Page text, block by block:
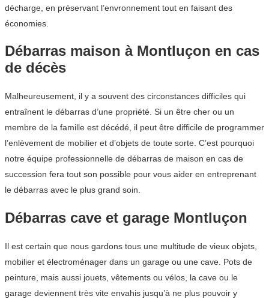
décharge, en préservant l’envronnement tout en faisant des
économies.
Débarras maison à Montluçon en cas
de décès
Malheureusement, il y a souvent des circonstances difficiles qui
entraînent le débarras d’une propriété. Si un être cher ou un
membre de la famille est décédé, il peut être difficile de programmer
l’enlèvement de mobilier et d’objets de toute sorte. C’est pourquoi
notre équipe professionnelle de débarras de maison en cas de
succession fera tout son possible pour vous aider en entreprenant
le débarras avec le plus grand soin.
Débarras cave et garage Montluçon
Il est certain que nous gardons tous une multitude de vieux objets,
mobilier et électroménager dans un garage ou une cave. Pots de
peinture, mais aussi jouets, vêtements ou vélos, la cave ou le
garage deviennent très vite envahis jusqu’à ne plus pouvoir y